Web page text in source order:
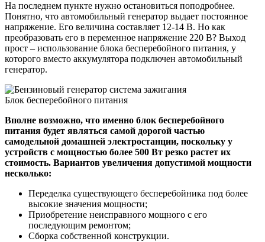
На последнем пункте нужно остановиться поподробнее.
Понятно, что автомобильный генератор выдает постоянное
напряжение. Его величина составляет 12-14 В. Но как
преобразовать его в переменное напряжение 220 В? Выход
прост – использование блока бесперебойного питания, у
которого вместо аккумулятора подключен автомобильный
генератор.
Блок бесперебойного питания
Вполне возможно, что именно блок бесперебойного
питания будет являться самой дорогой частью
самодельной домашней электростанции, поскольку у
устройств с мощностью более 500 Вт резко растет их
стоимость. Вариантов увеличения допустимой мощности
несколько:
Переделка существующего бесперебойника под более
высокие значения мощности;
Приобретение неисправного мощного с его
последующим ремонтом;
Сборка собственной конструкции.